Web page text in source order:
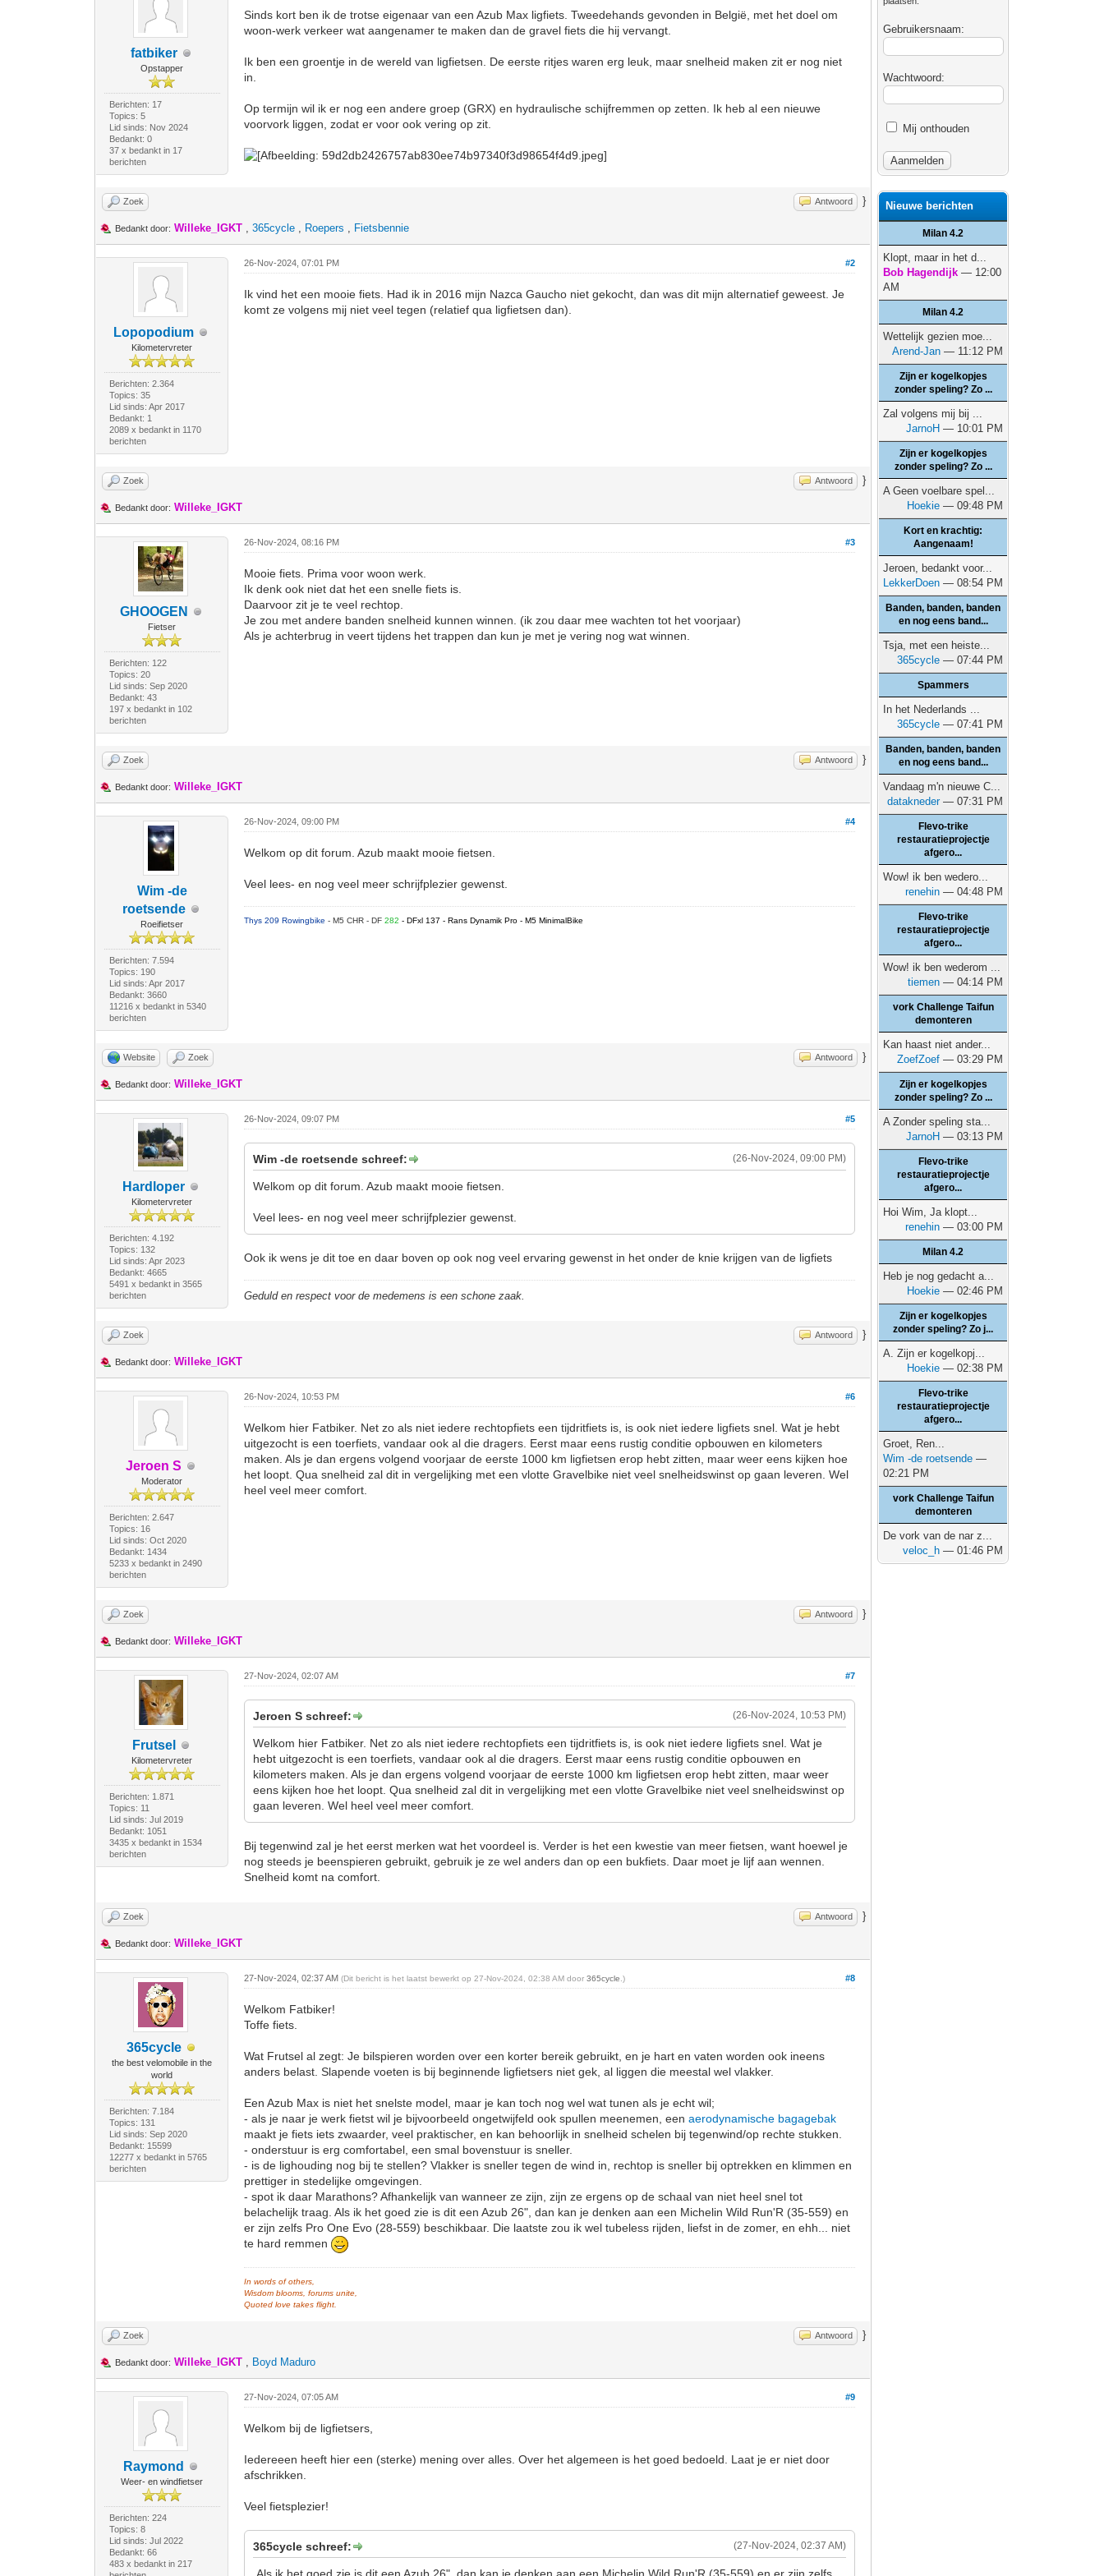
fatbiker
Opstapper
Berichten: 17
Topics: 5
Lid sinds: Nov 2024
Bedankt: 0
37 x bedankt in 17
berichten
Sinds kort ben ik de trotse eigenaar van een Azub Max ligfiets. Tweedehands gevonden in België, met het doel om
woon-werk verkeer wat aangenamer te maken dan de gravel fiets die hij vervangt.
Ik ben een groentje in de wereld van ligfietsen. De eerste ritjes waren erg leuk, maar snelheid maken zit er nog niet
in.
Op termijn wil ik er nog een andere groep (GRX) en hydraulische schijfremmen op zetten. Ik heb al een nieuwe
voorvork liggen, zodat er voor ook vering op zit.
Zoek Antwoord }
Bedankt door: Willeke_IGKT ,365cycle , Roepers , Fietsbennie
Lopopodium
Kilometervreter
Berichten: 2.364
Topics: 35
Lid sinds: Apr 2017
Bedankt: 1
2089 x bedankt in 1170
berichten
#2
26-Nov-2024, 07:01 PM
Ik vind het een mooie fiets. Had ik in 2016 mijn Nazca Gaucho niet gekocht, dan was dit mijn alternatief geweest. Je
komt ze volgens mij niet veel tegen (relatief qua ligfietsen dan).
Zoek Antwoord }
Bedankt door: Willeke_IGKT
GHOOGEN
Fietser
Berichten: 122
Topics: 20
Lid sinds: Sep 2020
Bedankt: 43
197 x bedankt in 102
berichten
#3
26-Nov-2024, 08:16 PM
Mooie fiets. Prima voor woon werk.
Ik denk ook niet dat het een snelle fiets is.
Daarvoor zit je te veel rechtop.
Je zou met andere banden snelheid kunnen winnen. (ik zou daar mee wachten tot het voorjaar)
Als je achterbrug in veert tijdens het trappen dan kun je met je vering nog wat winnen.
Zoek Antwoord }
Bedankt door: Willeke_IGKT
Wim -de
roetsende
Roeifietser
Berichten: 7.594
Topics: 190
Lid sinds: Apr 2017
Bedankt: 3660
11216 x bedankt in 5340
berichten
#4
26-Nov-2024, 09:00 PM
Welkom op dit forum. Azub maakt mooie fietsen.
Veel lees- en nog veel meer schrijfplezier gewenst.
Thys 209 Rowingbike- M5 CHR - DF282- DFxl 137 - Rans Dynamik Pro - M5 MinimalBike
Website Zoek Antwoord }
Bedankt door: Willeke_IGKT
Hardloper
Kilometervreter
Berichten: 4.192
Topics: 132
Lid sinds: Apr 2023
Bedankt: 4665
5491 x bedankt in 3565
berichten
#5
26-Nov-2024, 09:07 PM
(26-Nov-2024, 09:00 PM)
Wim -de roetsende schreef:
Welkom op dit forum. Azub maakt mooie fietsen.
Veel lees- en nog veel meer schrijfplezier gewenst.
Ook ik wens je dit toe en daar boven op ook nog veel ervaring gewenst in het onder de knie krijgen van de ligfiets
Geduld en respect voor de medemens is een schone zaak.
Zoek Antwoord }
Bedankt door: Willeke_IGKT
Jeroen S
Moderator
Berichten: 2.647
Topics: 16
Lid sinds: Oct 2020
Bedankt: 1434
5233 x bedankt in 2490
berichten
#6
26-Nov-2024, 10:53 PM
Welkom hier Fatbiker. Net zo als niet iedere rechtopfiets een tijdritfiets is, is ook niet iedere ligfiets snel. Wat je hebt
uitgezocht is een toerfiets, vandaar ook al die dragers. Eerst maar eens rustig conditie opbouwen en kilometers
maken. Als je dan ergens volgend voorjaar de eerste 1000 km ligfietsen erop hebt zitten, maar weer eens kijken hoe
het loopt. Qua snelheid zal dit in vergelijking met een vlotte Gravelbike niet veel snelheidswinst op gaan leveren. Wel
heel veel meer comfort.
Zoek Antwoord }
Bedankt door: Willeke_IGKT
Frutsel
Kilometervreter
Berichten: 1.871
Topics: 11
Lid sinds: Jul 2019
Bedankt: 1051
3435 x bedankt in 1534
berichten
#7
27-Nov-2024, 02:07 AM
(26-Nov-2024, 10:53 PM)
Jeroen S schreef:
Welkom hier Fatbiker. Net zo als niet iedere rechtopfiets een tijdritfiets is, is ook niet iedere ligfiets snel. Wat je
hebt uitgezocht is een toerfiets, vandaar ook al die dragers. Eerst maar eens rustig conditie opbouwen en
kilometers maken. Als je dan ergens volgend voorjaar de eerste 1000 km ligfietsen erop hebt zitten, maar weer
eens kijken hoe het loopt. Qua snelheid zal dit in vergelijking met een vlotte Gravelbike niet veel snelheidswinst op
gaan leveren. Wel heel veel meer comfort.
Bij tegenwind zal je het eerst merken wat het voordeel is. Verder is het een kwestie van meer fietsen, want hoewel je
nog steeds je beenspieren gebruikt, gebruik je ze wel anders dan op een bukfiets. Daar moet je lijf aan wennen.
Snelheid komt na comfort.
Zoek Antwoord }
Bedankt door: Willeke_IGKT
365cycle
the best velomobile in the
world
Berichten: 7.184
Topics: 131
Lid sinds: Sep 2020
Bedankt: 15599
12277 x bedankt in 5765
berichten
#8
27-Nov-2024, 02:37 AM(Dit bericht is het laatst bewerkt op 27-Nov-2024, 02:38 AM door365cycle .)
Welkom Fatbiker!
Toffe fiets.
Wat Frutsel al zegt: Je bilspieren worden over een korter bereik gebruikt, en je hart en vaten worden ook ineens
anders belast. Slapende voeten is bij beginnende ligfietsers niet gek, al liggen die meestal wel vlakker.
Een Azub Max is niet het snelste model, maar je kan toch nog wel wat tunen als je echt wil;
- als je naar je werk fietst wil je bijvoorbeeld ongetwijfeld ook spullen meenemen, eenaerodynamische bagagebak
maakt je fiets iets zwaarder, veel praktischer, en kan behoorlijk in snelheid schelen bij tegenwind/op rechte stukken.
- onderstuur is erg comfortabel, een smal bovenstuur is sneller.
- is de lighouding nog bij te stellen? Vlakker is sneller tegen de wind in, rechtop is sneller bij optrekken en klimmen en
prettiger in stedelijke omgevingen.
- spot ik daar Marathons? Afhankelijk van wanneer ze zijn, zijn ze ergens op de schaal van niet heel snel tot
belachelijk traag. Als ik het goed zie is dit een Azub 26", dan kan je denken aan een Michelin Wild Run'R (35-559) en
er zijn zelfs Pro One Evo (28-559) beschikbaar. Die laatste zou ik wel tubeless rijden, liefst in de zomer, en ehh... niet
te hard remmen
In words of others,
Wisdom blooms, forums unite,
Quoted love takes flight.
Zoek Antwoord }
Bedankt door: Willeke_IGKT , Boyd Maduro
Raymond
Weer- en windfietser
Berichten: 224
Topics: 8
Lid sinds: Jul 2022
Bedankt: 66
483 x bedankt in 217
#9
27-Nov-2024, 07:05 AM
Welkom bij de ligfietsers,
Iedereeen heeft hier een (sterke) mening over alles. Over het algemeen is het goed bedoeld. Laat je er niet door
afschrikken.
Veel fietsplezier!
(27-Nov-2024, 02:37 AM)
365cycle schreef:
Gebruikersnaam:
Wachtwoord:
Mij onthouden
Nieuwe berichten
Milan 4.2
Klopt, maar in het d...
Bob Hagendijk — 12:00
AM
Milan 4.2
Wettelijk gezien moe...
Arend-Jan — 11:12 PM
Zijn er kogelkopjes
zonder speling? Zo ...
Zal volgens mij bij ...
JarnoH — 10:01 PM
Zijn er kogelkopjes
zonder speling? Zo ...
A Geen voelbare spel...
Hoekie — 09:48 PM
Kort en krachtig:
Aangenaam!
Jeroen, bedankt voor...
LekkerDoen — 08:54 PM
Banden, banden, banden
en nog eens band...
Tsja, met een heiste...
365cycle — 07:44 PM
Spammers
In het Nederlands ...
365cycle — 07:41 PM
Banden, banden, banden
en nog eens band...
Vandaag m'n nieuwe C...
datakneder— 07:31 PM
Flevo-trike
restauratieprojectje
afgero...
Wow! ik ben wedero...
renehin — 04:48 PM
Flevo-trike
restauratieprojectje
afgero...
Wow! ik ben wederom ...
tiemen — 04:14 PM
vork Challenge Taifun
demonteren
Kan haast niet ander...
ZoefZoef — 03:29 PM
Zijn er kogelkopjes
zonder speling? Zo ...
A Zonder speling sta...
JarnoH — 03:13 PM
Flevo-trike
restauratieprojectje
afgero...
Hoi Wim, Ja klopt...
renehin — 03:00 PM
Milan 4.2
Heb je nog gedacht a...
Hoekie — 02:46 PM
Zijn er kogelkopjes
zonder speling? Zo j...
A. Zijn er kogelkopj...
Hoekie — 02:38 PM
Flevo-trike
restauratieprojectje
afgero...
Groet, Ren...
Wim -de roetsende —
02:21 PM
vork Challenge Taifun
demonteren
De vork van de nar z...
veloc_h — 01:46 PM